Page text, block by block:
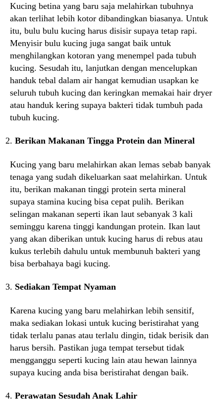
Kucing betina yang baru saja melahirkan tubuhnya
akan terlihat lebih kotor dibandingkan biasanya. Untuk
itu, bulu bulu kucing harus disisir supaya tetap rapi.
Menyisir bulu kucing juga sangat baik untuk
menghilangkan kotoran yang menempel pada tubuh
kucing. Sesudah itu, lanjutkan dengan mencelupkan
handuk tebal dalam air hangat kemudian usapkan ke
seluruh tubuh kucing dan keringkan memakai hair dryer
atau handuk kering supaya bakteri tidak tumbuh pada
tubuh kucing.
Berikan Makanan Tingga Protein dan Mineral
Kucing yang baru melahirkan akan lemas sebab banyak
tenaga yang sudah dikeluarkan saat melahirkan. Untuk
itu, berikan makanan tinggi protein serta mineral
supaya stamina kucing bisa cepat pulih. Berikan
selingan makanan seperti ikan laut sebanyak 3 kali
seminggu karena tinggi kandungan protein. Ikan laut
yang akan diberikan untuk kucing harus di rebus atau
kukus terlebih dahulu untuk membunuh bakteri yang
bisa berbahaya bagi kucing.
Sediakan Tempat Nyaman
Karena kucing yang baru melahirkan lebih sensitif,
maka sediakan lokasi untuk kucing beristirahat yang
tidak terlalu panas atau terlalu dingin, tidak berisik dan
harus bersih. Pastikan juga tempat tersebut tidak
mengganggu seperti kucing lain atau hewan lainnya
supaya kucing anda bisa beristirahat dengan baik.
Perawatan Sesudah Anak Lahir